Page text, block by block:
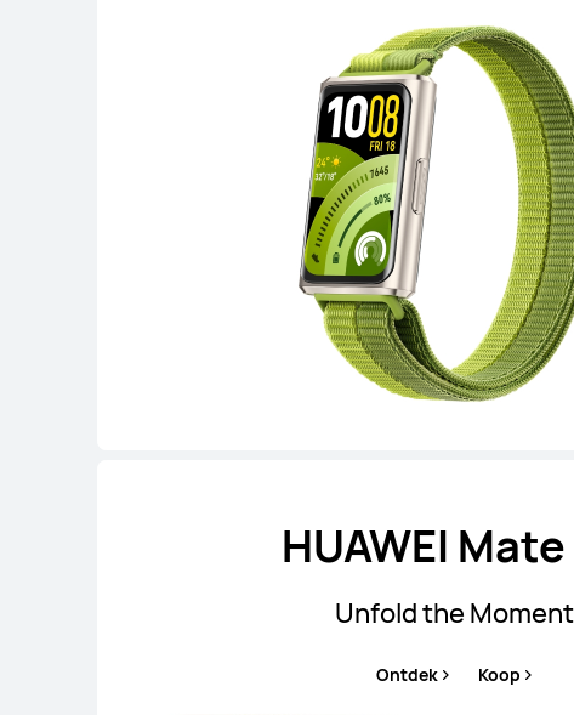
HUAWEI Mate
Unfold the Moment
Ontdek Koop